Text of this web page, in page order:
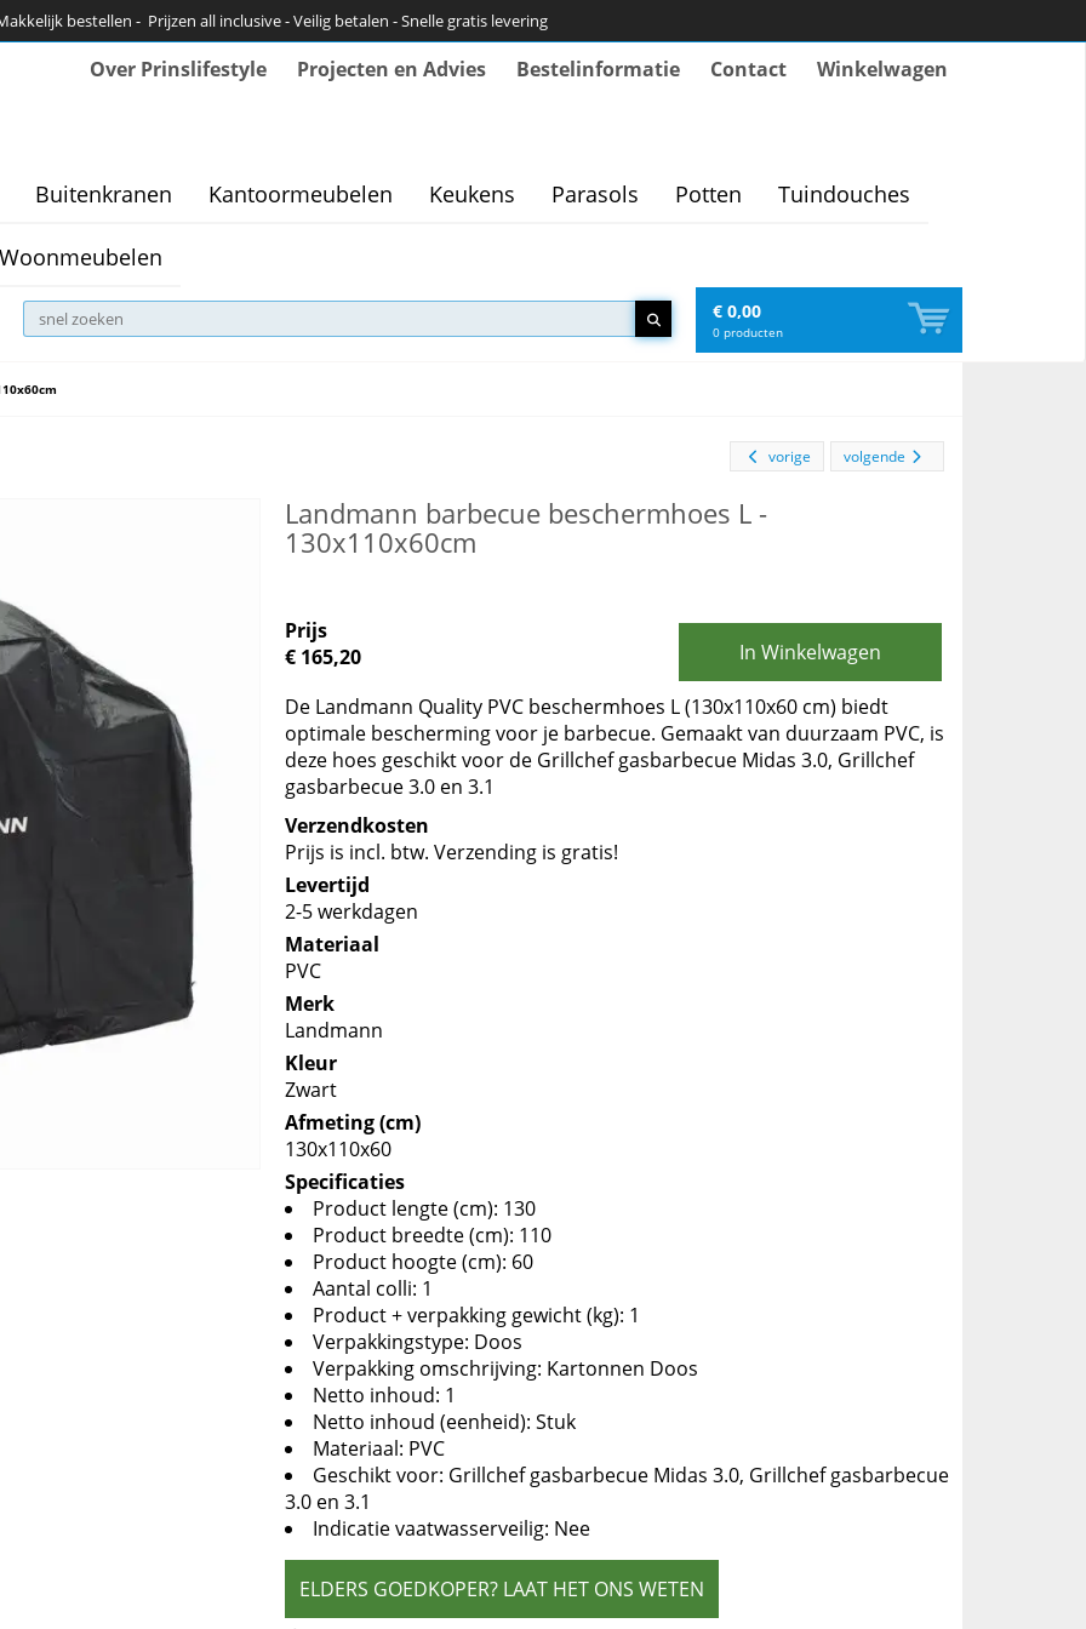
bestellen - Prijzen all inclusive - Veilig betalen - Snelle gratis levering
Over Prinslifestyle Projecten en Advies Bestelinformatie Contact Winkelwagen
Buitenkranen Kantoormeubelen Keukens Parasols Potten Tuindouches
Woonmeubelen
€ 0,00
0 producten
volgende
vorige
Landmann barbecue beschermhoes L -
130x110x60cm
Prijs
€ 165,20
In Winkelwagen
De Landmann Quality PVC beschermhoes L (130x110x60 cm) biedt
optimale bescherming voor je barbecue. Gemaakt van duurzaam PVC, is
deze hoes geschikt voor de Grillchef gasbarbecue Midas 3.0, Grillchef
gasbarbecue 3.0 en 3.1
Verzendkosten
Prijs is incl. btw. Verzending is gratis!
Levertijd
2-5 werkdagen
Materiaal
PVC
Merk
Landmann
Kleur
Zwart
Afmeting (cm)
130x110x60
Specificaties
Product lengte (cm): 130
Product breedte (cm): 110
Product hoogte (cm): 60
Aantal colli: 1
Product + verpakking gewicht (kg): 1
Verpakkingstype: Doos
Verpakking omschrijving: Kartonnen Doos
Netto inhoud: 1
Netto inhoud (eenheid): Stuk
Materiaal: PVC
Geschikt voor: Grillchef gasbarbecue Midas 3.0, Grillchef gasbarbecue
3.0 en 3.1
Indicatie vaatwasserveilig: Nee
ELDERS GOEDKOPER? LAAT HET ONS WETEN